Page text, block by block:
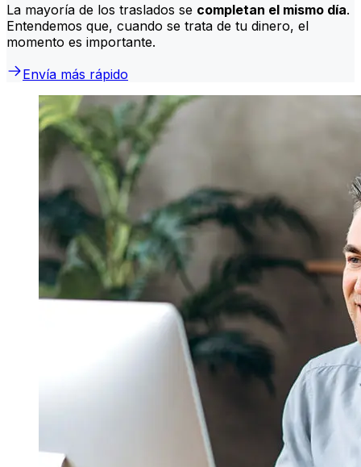
La mayoría de los traslados se completan el mismo día.
Entendemos que, cuando se trata de tu dinero, el
momento es importante.
Envía más rápido